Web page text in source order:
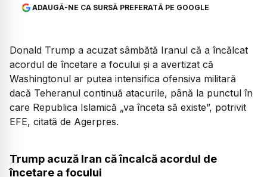
ADAUGĂ-NE CA SURSĂ PREFERATĂ PE GOOGLE
Donald Trump a acuzat sâmbătă Iranul că a încălcat
acordul de încetare a focului și a avertizat că
Washingtonul ar putea intensifica ofensiva militară
dacă Teheranul continuă atacurile, până la punctul în
care Republica Islamică „va înceta să existe”, potrivit
EFE, citată de Agerpres.
Trump acuză Iran că încalcă acordul de
încetare a focului